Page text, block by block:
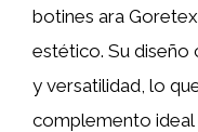
botines ara
estético. Su diseño
y versatilidad, lo
complemento